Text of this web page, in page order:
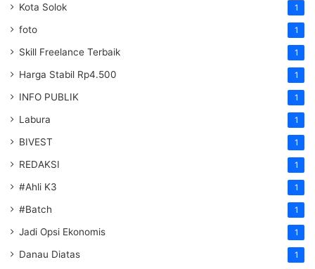
Kota Solok 1
foto 1
Skill Freelance Terbaik 1
Harga Stabil Rp4.500 1
INFO PUBLIK 1
Labura 1
BIVEST 1
REDAKSI 1
#Ahli K3 1
#Batch 1
Jadi Opsi Ekonomis 1
Danau Diatas 1